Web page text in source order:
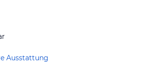
Ausstattung